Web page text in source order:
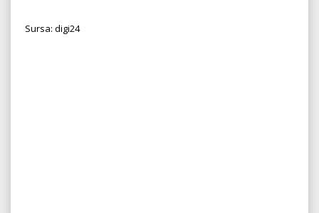
Sursa: digi24